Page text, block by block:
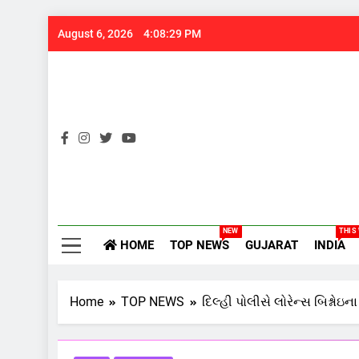
August 6, 2026 4:08:30 PM
HOME TOP NEWS
NEW
GUJARAT INDIA
THIS
Home TOP NEWS દિલ્હી પોલીસે લોરેન્સ